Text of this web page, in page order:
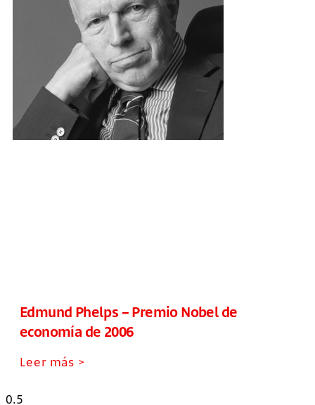
Edmund Phelps – Premio Nobel de
economía de 2006
Leer más >